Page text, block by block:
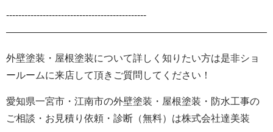
‐‐‐‐‐‐‐‐‐‐‐‐‐‐‐‐‐‐‐‐‐‐‐‐‐‐‐‐‐‐‐‐‐‐‐‐‐‐‐‐‐‐‐‐‐‐
———————————————————————————-
外壁塗装・屋根塗装について詳しく知りたい方は是非ショ
ールームに来店して頂きご質問してください！
愛知県一宮市・江南市の外壁塗装 ・屋根塗装・防水工事の
ご相談・お見積り依頼・診断 （無料） は株式会社達美装